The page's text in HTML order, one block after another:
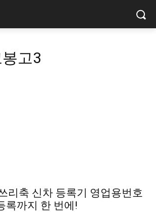
고3
리축 신차 등록기 영업용번호
록까지 한 번에!